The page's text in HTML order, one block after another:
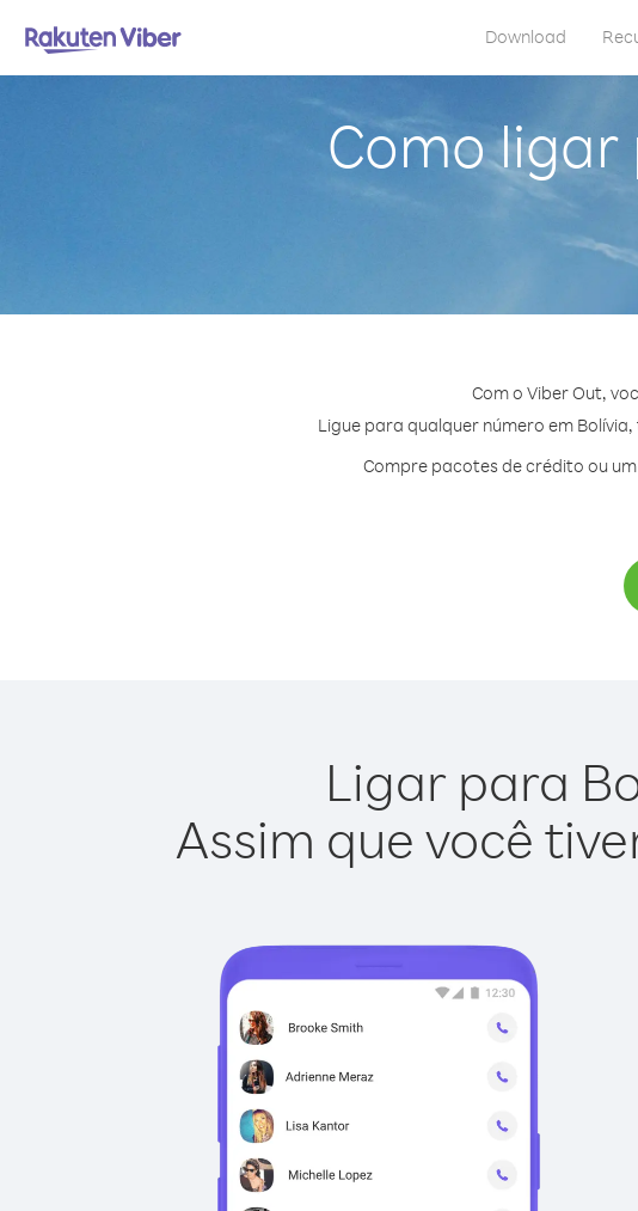
Download
Como
Com o Viber Out,
Ligue para qualquer número em
Compre pacotes de crédito ou
Ligar para
Assim que você